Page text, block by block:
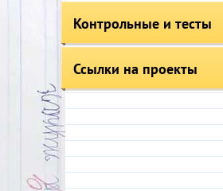
Контрольные и тесты
Ссылки на проекты